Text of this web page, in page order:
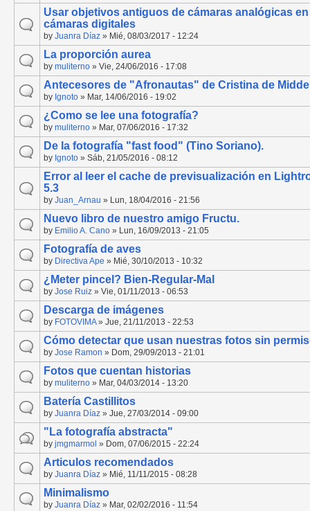
Usar objetivos antiguos de cámaras analógicas en
cámaras digitales
by Juanra Díaz » Mié, 08/03/2017 - 12:24
La proporción aurea
by muliterno » Vie, 24/06/2016 - 17:08
Antecesores de "Afronautas" de Cristina de
by Ignoto » Mar, 14/06/2016 - 19:02
¿Como se lee una fotografía?
by muliterno » Mar, 07/06/2016 - 17:32
De la fotografía "fast food" (Tino Soriano).
by Ignoto » Sáb, 21/05/2016 - 08:12
Error al leer el cache de previsualización en
5.3
by Juan_Arnau » Lun, 18/04/2016 - 21:56
Nuevo libro de nuestro amigo Fructu.
by Emilio A. Cano » Lun, 16/09/2013 - 21:05
Fotografía de aves
by Directiva Ape » Mié, 30/10/2013 - 10:32
¿Meter pincel? Bien-Regular-Mal
by Jose Ruiz » Vie, 01/11/2013 - 06:53
Descarga de imágenes
by FOTOVIMA» Jue, 21/11/2013 - 22:53
Cómo detectar que usan nuestras fotos sin
by Jose Ramon » Dom, 29/09/2013 - 21:01
Fotos que cuentan historias
by muliterno » Mar, 04/03/2014 - 13:20
Batería Castillitos
by Juanra Díaz » Jue, 27/03/2014 - 09:00
"La fotografía abstracta"
by jmgmarmol » Dom, 07/06/2015 - 22:24
Articulos recomendados
by Juanra Díaz » Mié, 11/11/2015 - 08:28
Minimalismo
by Juanra Díaz » Mar, 02/02/2016 - 11:54